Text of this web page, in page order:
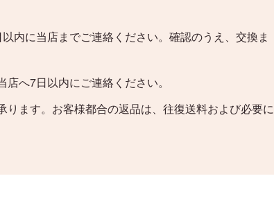
内に当店までご連絡ください。確認のうえ、交換ま
へ7日以内にご連絡ください。
ます。お客様都合の返品は、往復送料および必要に